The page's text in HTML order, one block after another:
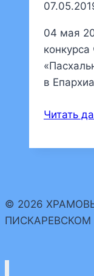
04 мая
конкурса
в
Читать
© 2026
ПИСКАРЕВСКОМ